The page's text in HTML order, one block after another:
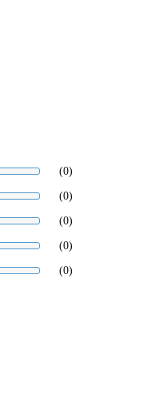
(0)
(0)
(0)
(0)
(0)